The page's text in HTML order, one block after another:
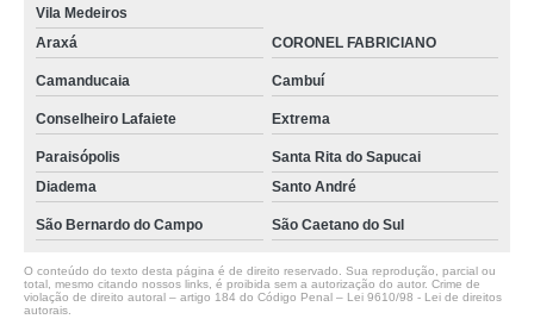
Vila Medeiros
Araxá
CORONEL FABRICIANO
Camanducaia Cambuí
Conselheiro Lafaiete Extrema
Paraisópolis
Santa Rita do Sapucai
Diadema
Santo André
São Bernardo do Campo São Caetano do Sul
O conteúdo do texto desta página é de direito reservado. Sua reprodução, parcial ou
total, mesmo citando nossos links, é proibida sem a autorização do autor. Crime de
violação de direito autoral – artigo 184 do Código Penal – Lei 9610/98 - Lei de direitos
autorais